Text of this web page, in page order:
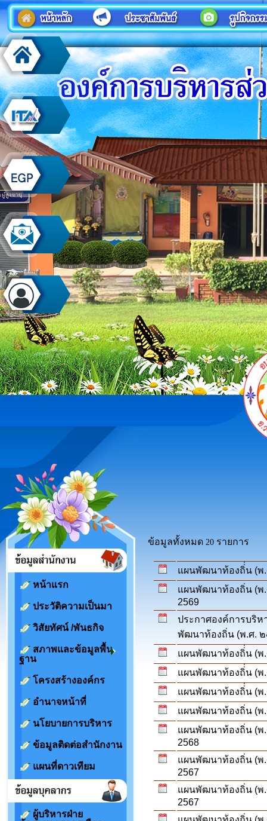
หน้าแรก
ประวัติความเป็นมา
วิสัยทัศน์ /พันธกิจ
สภาพและข้อมูลพื้น
ฐาน
โครงสร้างองค์กร
อำนาจหน้าที่
นโยบายการบริหาร
ข้อมูลติดต่อสำนักงาน
แผนที่ดาวเทียม
ผู้บริหารฝ่าย
ข้อมูลทั้งหมด 20 รายการ
แผนพัฒนาท้องถิ่่น (พ.
แผนพัฒนาท้องถิ่น (พ.
2569
ประกาศองค์การบริห
พัฒนาท้องถิ่น (พ.ศ.
แผนพัฒนาท้องถิ่่น (พ.
แผนพัฒนาท้องถิ่่น (พ.
แผนพัฒนาท้องถิ่่น (พ.
แผนพัฒนาท้องถิ่น (พ.
แผนพัฒนาท้องถิ่น (พ.
2568
แผนพัฒนาท้องถิ่น (พ
2567
แผนพัฒนาท้องถิ่น (พ
2567